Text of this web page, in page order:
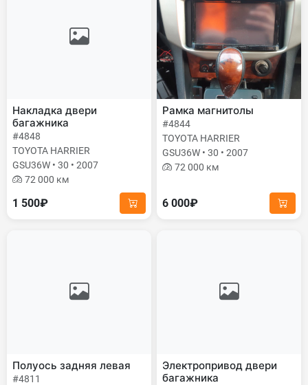
Накладка двери
багажника
#4848
TOYOTA HARRIER
GSU36W • 30 • 2007
72 000 км
1 500₽
Рамка магнитолы
#4844
TOYOTA HARRIER
GSU36W • 30 • 2007
72 000 км
6 000₽
Полуось задняя левая
#4811
Электропривод двери
багажника